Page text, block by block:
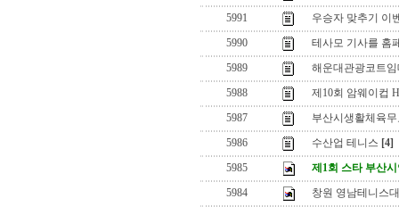
5991
우승자 맞추기 이
5990
테사모 기사를 홈
5989
해운대관광코트임
5988
제10회 암웨이컵
5987
부산시생활체육
5986
수산업 테니스 [4]
5985
제1회 스타 부산
5984
창원 영남테니스